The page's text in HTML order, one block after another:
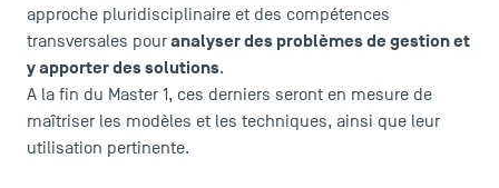
approche pluridisciplinaire et des compétences
transversales pouranalyser des problèmes de gestion et
y apporter des solutions.
A la fin du Master 1, ces derniers seront en mesure de
maîtriser les modèles et les techniques, ainsi que leur
utilisation pertinente.